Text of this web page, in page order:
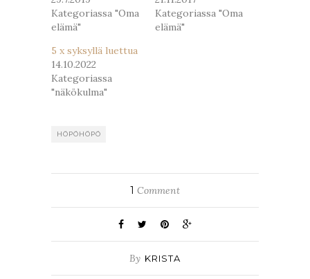
Kategoriassa "Oma
elämä"
Kategoriassa "Oma
elämä"
5 x syksyllä luettua
14.10.2022
Kategoriassa
"näkökulma"
HÖPÖHÖPÖ
1 Comment
By KRISTA